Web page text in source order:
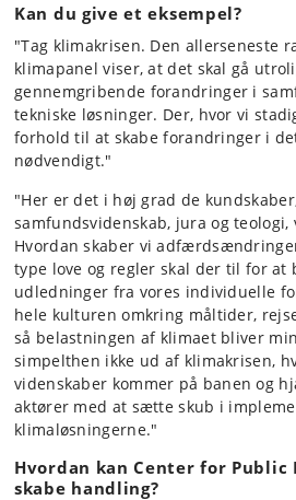
Kan du give et eksempel?
"Tag klimakrisen. Den allerseneste
klimapanel viser, at det skal gå
gennemgribende forandringer i
tekniske løsninger. Der, hvor vi
forhold til at skabe forandringer i
nødvendigt."
"Her er det i høj grad de
samfundsvidenskab, jura og
Hvordan skaber vi
type love og regler skal der til for at
udledninger fra vores individuelle
hele kulturen omkring måltider,
så belastningen af klimaet bliver
simpelthen ikke ud af klimakrisen,
videnskaber kommer på banen og
aktører med at sætte skub i
klimaløsningerne."
Hvordan kan Center for
skabe handling?